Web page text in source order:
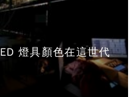
燈具顏色在這世代